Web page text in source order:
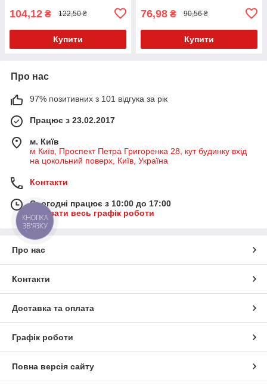
104,12 ₴ 122,50 ₴
Купити
76,98 ₴ 90,56 ₴
Купити
Про нас
97% позитивних з 101 відгука за рік
Працює з 23.02.2017
м. Київ
м Київ, Проспект Петра Григоренка 28, кут будинку вхід
на цокольний поверх, Київ, Україна
Контакти
Сьогодні працює з 10:00 до 17:00
Показати весь графік роботи
Про нас
Контакти
Доставка та оплата
Графік роботи
Повна версія сайту
КНОПКА
ЗВ'ЯЗКУ